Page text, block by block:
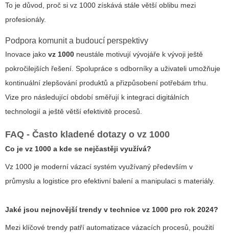
To je důvod, proč si vz 1000 získává stále větší oblibu mezi
profesionály.
Podpora komunit a budoucí perspektivy
Inovace jako vz 1000 neustále motivují vývojáře k vývoji ještě
pokročilejších řešení. Spolupráce s odborníky a uživateli umožňuje
kontinuální zlepšování produktů a přizpůsobení potřebám trhu.
Vize pro následující období směřují k integraci digitálních
technologií a ještě větší efektivitě procesů.
FAQ - Často kladené dotazy o vz 1000
Co je vz 1000 a kde se nejčastěji využívá?
Vz 1000 je moderní vázací systém využívaný především v
průmyslu a logistice pro efektivní balení a manipulaci s materiály.
Jaké jsou nejnovější trendy v technice vz 1000 pro rok 2024?
Mezi klíčové trendy patří automatizace vázacích procesů, použití